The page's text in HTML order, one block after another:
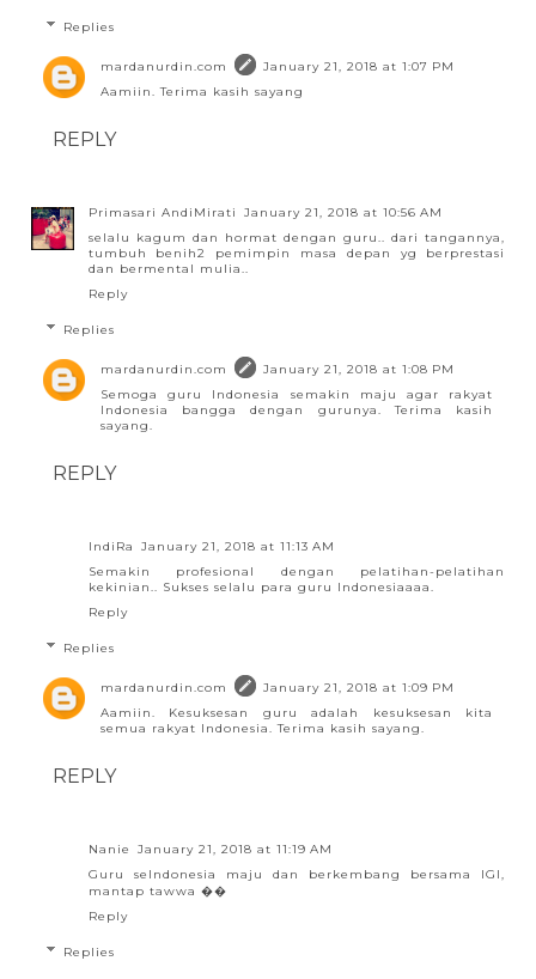
Replies
mardanurdin.com
January 21, 2018 at 1:07 PM
Aamiin. Terima kasih sayang
REPLY
Primasari AndiMirati
January 21, 2018 at 10:56 AM
selalu kagum dan hormat dengan guru.. dari tangannya,
tumbuh benih2 pemimpin masa depan yg berprestasi
dan bermental mulia..
Reply
Replies
mardanurdin.com
January 21, 2018 at 1:08 PM
Semoga guru Indonesia semakin maju agar rakyat
Indonesia bangga dengan gurunya. Terima kasih
sayang.
REPLY
IndiRa
January 21, 2018 at 11:13 AM
Semakin profesional dengan pelatihan-pelatihan
kekinian.. Sukses selalu para guru Indonesiaaaa.
Reply
Replies
mardanurdin.com
January 21, 2018 at 1:09 PM
Aamiin. Kesuksesan guru adalah kesuksesan kita
semua rakyat Indonesia. Terima kasih sayang.
REPLY
Nanie
January 21, 2018 at 11:19 AM
Guru seIndonesia maju dan berkembang bersama IGI,
mantap tawwa ��
Reply
Replies